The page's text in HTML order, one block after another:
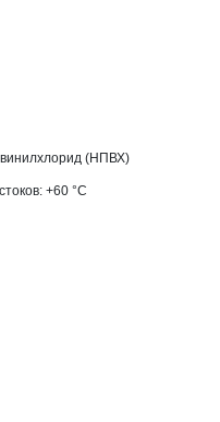
(НПВХ)
+60 °С